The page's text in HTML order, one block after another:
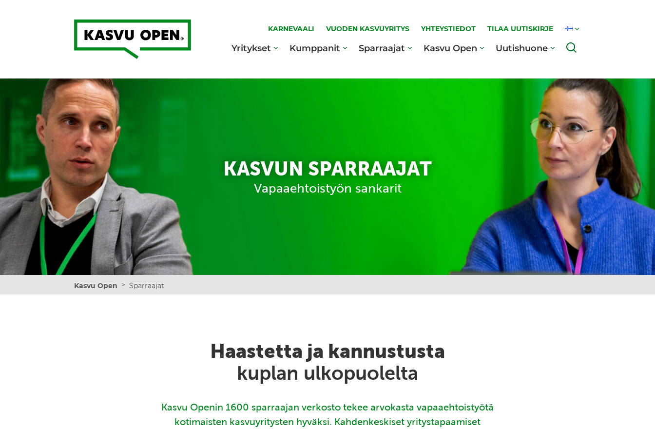
Kasvu Open
KARNEVAALI VUODEN KASVUYRITYS YHTEYSTIEDOT TILAA UUTISKIRJE
Yritykset Kumppanit Sparraajat Kasvu Open Uutishuone
KASVUN SPARRAAJAT
Vapaaehtoistyön sankarit
Kasvu Open > Sparraajat
Haastetta ja kannustusta
kuplan ulkopuolelta
Kasvu Openin 1600 sparraajan verkosto tekee arvokasta vapaaehtoistyötä
kotimaisten kasvuyritysten hyväksi. Kahdenkeskiset yritystapaamiset